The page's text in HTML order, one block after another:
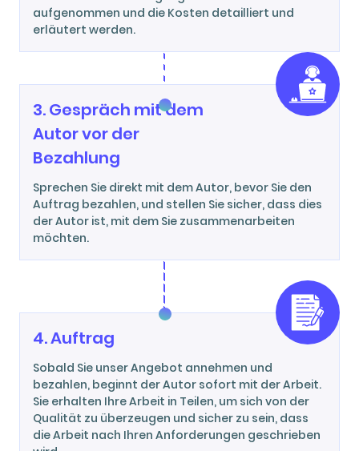
aufgenommen und die Kosten detailliert und
erläutert werden.
3. Gespräch mit dem
Autor vor der
Bezahlung
Sprechen Sie direkt mit dem Autor, bevor Sie den
Auftrag bezahlen, und stellen Sie sicher, dass dies
der Autor ist, mit dem Sie zusammenarbeiten
möchten.
4. Auftrag
Sobald Sie unser Angebot annehmen und
bezahlen, beginnt der Autor sofort mit der Arbeit.
Sie erhalten Ihre Arbeit in Teilen, um sich von der
Qualität zu überzeugen und sicher zu sein, dass
die Arbeit nach Ihren Anforderungen geschrieben